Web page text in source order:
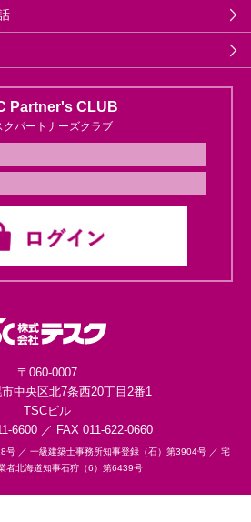
Partner's CLUB
クパートナーズクラブ
〒060-0007
中央区北7条西20丁目2番1
TSCビル
6600 ／ FAX 011-622-0660
号 ／ 一級建築士事務所知事登録（石）第3904号 ／ 宅
者北海道知事石狩（6）第6439号